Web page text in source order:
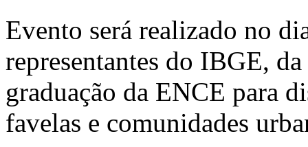
Evento será realizado no
representantes do IBGE,
graduação da ENCE para
favelas e comunidades